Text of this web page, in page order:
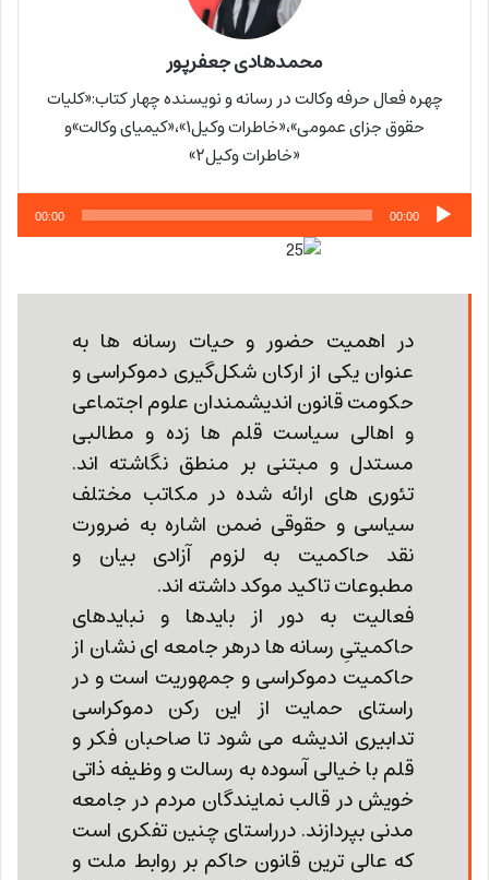
محمدهادی جعفرپور
چهره فعال حرفه وکالت در رسانه و نویسنده چهار کتاب:«کلیات
حقوق جزای عمومی»،«خاطرات وکیل۱»،«کیمیای وکالت»و
«خاطرات وکیل۲»
پخش‌کننده
صوت
00:00
00:00
در اهمیت حضور و حیات رسانه ها به
عنوان یکی از ارکان شکل‌گیری دموکراسی و
حکومت قانون اندیشمندان علوم اجتماعی
و اهالی سیاست قلم ها زده و مطالبی
مستدل و مبتنی بر منطق نگاشته اند.
تئوری های ارائه شده در مکاتب مختلف
سیاسی و حقوقی ضمن اشاره به ضرورت
نقد حاکمیت به لزوم آزادی بیان و
مطبوعات تاکید موکد داشته اند.
فعالیت به دور از بایدها و نبایدهای
حاکمیتیِ رسانه ها درهر جامعه ای نشان از
حاکمیت دموکراسی و جمهوریت است و در
راستای حمایت از این رکن دموکراسی
تدابیری اندیشه می شود تا صاحبان فکر و
قلم با خیالی آسوده به رسالت و وظیفه ذاتی
خویش در قالب نمایندگان مردم در جامعه
مدنی بپردازند. درراستای چنین تفکری است
که عالی ترین قانون حاکم بر روابط ملت و